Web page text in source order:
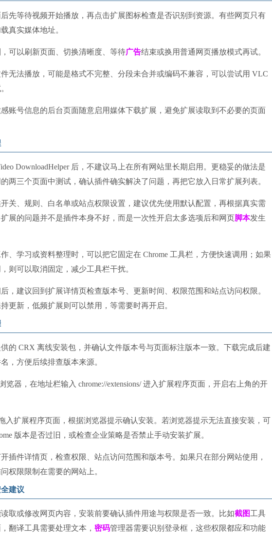
先等待视频开始播放，再点击扩展图标检查是否识别到资源。有些网页只有
真实媒体地址。
可以刷新页面、切换清晰度、等待广告结束或换用普通网页播放模式再试。
无法播放，可能是格式不完整、分段未合并或编码不兼容，可以尝试用 VLC
账号信息的后台页面随意启用媒体下载扩展，避免扩展读取到不必要的页面
DownloadHelper 后，不建议马上在所有网站里长期启用。更稳妥的做法是
两三个页面中测试，确认插件确实解决了问题，再把它放入日常扩展列表。
关、规则、白名单或站点权限设置，建议优先使用默认配置，再根据真实需
展的问题并不是插件本身不好，而是一次性开启太多选项后和网页脚本发生
、学习或资料整理时，可以把它固定在 Chrome 工具栏，方便快速调用；如果
则可以取消固定，减少工具栏干扰。
，建议回到扩展详情页检查版本号、更新时间、权限范围和站点访问权限。
更新，低频扩展则可以禁用，等需要时再开启。
的 CRX 离线安装包，并确认文件版本号与页面标注版本一致。下载完成后建
，方便后续排查版本来源。
览器，在地址栏输入 chrome://extensions/ 进入扩展程序页面，开启右上角的开
入扩展程序页面，根据浏览器提示确认安装。若浏览器提示无法直接安装，可
版本是否过旧，或检查企业策略是否禁止手动安装扩展。
插件详情页，检查权限、站点访问范围和版本号。如果只在部分网站使用，
权限限制在需要的网站上。
建议
取或修改网页内容，安装前要确认插件用途与权限是否一致。比如截图工具
翻译工具需要处理文本， 密码管理器需要识别登录框，这些权限都应和功能